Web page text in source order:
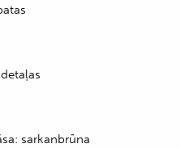
sarkanbrūna